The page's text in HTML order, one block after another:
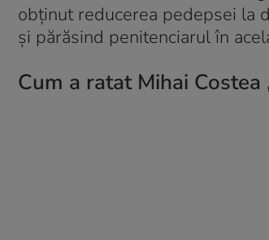
obținut reducerea pedepsei la
și părăsind penitenciarul în
Cum a ratat Mihai